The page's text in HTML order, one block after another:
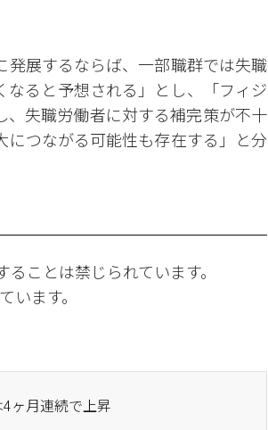
展するならば、一部職群では失職
ると予想される」とし、「フィジ
失職労働者に対する補完策が不十
つながる可能性も存在する」と分
ことは禁じられています。
ます。
ヶ月連続で上昇